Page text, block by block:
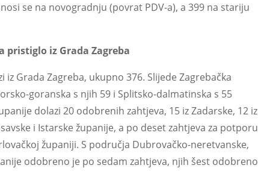
se na novogradnju (povrat PDV-a), a 399 na stariju
pristiglo iz Grada Zagreba
Grada Zagreba, ukupno 376. Slijede Zagrebačka
goranska s njih 59 i Splitsko-dalmatinska s 55
dolazi 20 odobrenih zahtjeva, 15 iz Zadarske, 12 iz
i Istarske županije, a po deset zahtjeva za potporu
županiji. S područja Dubrovačko-neretvanske,
odobreno je po sedam zahtjeva, njih šest odobreno